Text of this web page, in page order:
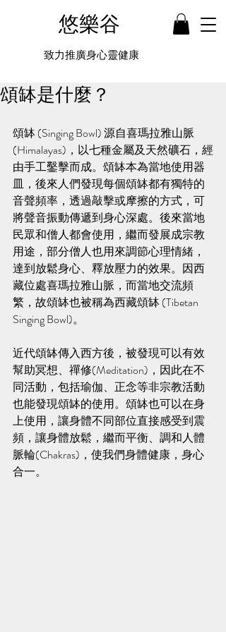
悠樂谷
致力推廣身心靈健康
頌缽是什麼？
頌缽 (Singing Bowl) 源自喜瑪拉雅山脈
(Himalayas)，以七種金屬及天然礦石，經
由手工鑿擊而成。頌缽本為當地使用器
皿，後來人們發現每個頌缽都有獨特的
音聲頻率，透過敲擊或摩擦的方式，可
將聲音振動傳遞到身心深處。後來當地
民眾和僧人都會使用，繼而發展成宗教
用途，部分僧人也用來調節心理情緒，
達到放鬆身心、釋放壓力的效果。因西
藏位處喜瑪拉雅山脈，而當地交流頻
繁，故頌缽也被稱為西藏頌缽 (Tibetan
Singing Bowl)。
近代頌缽傳入西方後，被發現可以有效
幫助冥想、禪修(Meditation)，因此在不
同活動，包括瑜伽、正念等非宗教活動
也能發現頌缽的使用。頌缽也可以在身
上使用，讓身體不同部位直接感受到震
頻，讓身體放鬆，繼而平衡、調和人體
脈輪(Chakras)，使我們身體健康，身心
合一。